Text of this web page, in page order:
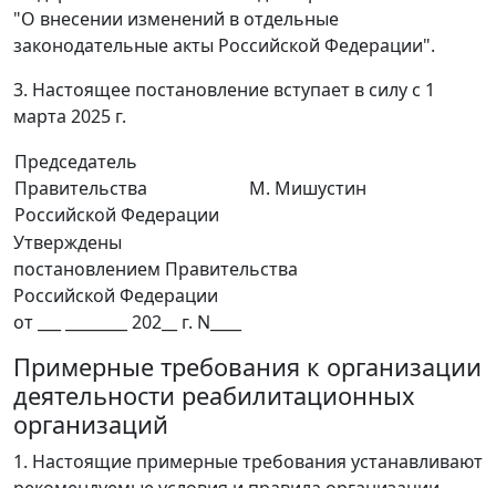
"О внесении изменений в отдельные
законодательные акты Российской Федерации".
3. Настоящее постановление вступает в силу с 1
марта 2025 г.
Председатель
Правительства
Российской Федерации
М. Мишустин
Утверждены
постановлением Правительства
Российской Федерации
от ___ ________ 202__ г. N____
Примерные требования к организации
деятельности реабилитационных
организаций
1. Настоящие примерные требования устанавливают